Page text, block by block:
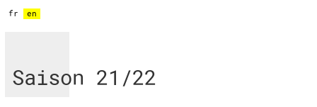
fr
en
Saison 21/22